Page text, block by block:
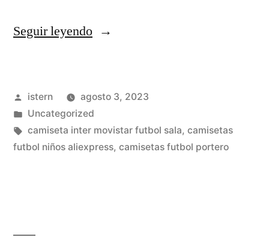
Seguir leyendo«pagina
tailandia»
Publicado
por
istern
agosto 3, 2023
Publicado
en
Uncategorized
Etiquetas:
camiseta inter movistar futbol sala, camisetas
futbol niños aliexpress, camisetas futbol portero